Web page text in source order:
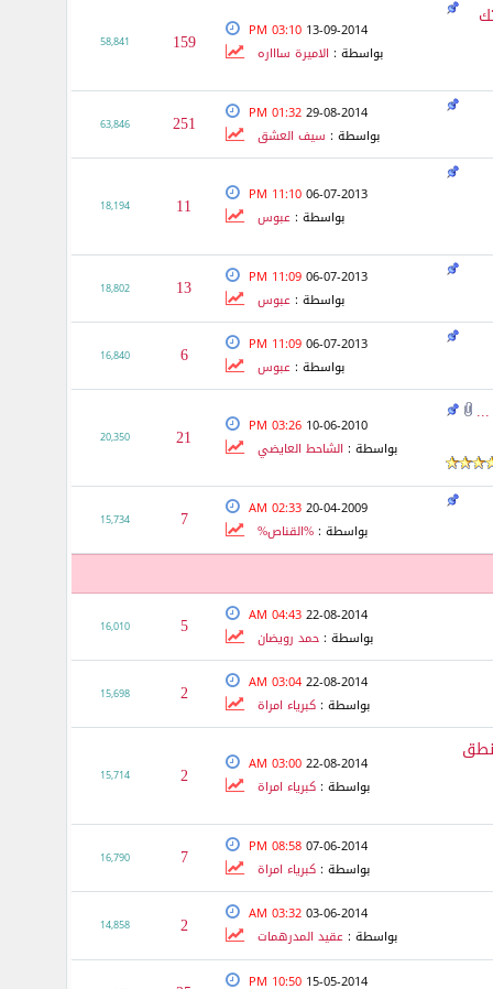
13-09-2014
03:10 PM
بواسطة : الاميرة ساااره 159
58,841
29-08-2014
01:32 PM
بواسطة : سيف العشق 251
63,846
06-07-2013
11:10 PM
بواسطة :عبوس 11
18,194
06-07-2013
11:09 PM
بواسطة :عبوس 13
18,802
06-07-2013
11:09 PM
بواسطة :عبوس 6
16,840
10-06-2010
03:26 PM
بواسطة : الشاحط العايضي 21
20,350
20-04-2009
02:33 AM
بواسطة :%القناص% 7
15,734
22-08-2014
04:43 AM
بواسطة :حمد رويضان 5
16,010
22-08-2014
03:04 AM
بواسطة :كبرياء امراة 2
15,698
22-08-2014
03:00 AM
بواسطة :كبرياء امراة 2
15,714
07-06-2014
08:58 PM
بواسطة :كبرياء امراة 7
16,790
03-06-2014
03:32 AM
بواسطة :عقيد المدرهمات 2
14,858
15-05-2014
10:50 PM